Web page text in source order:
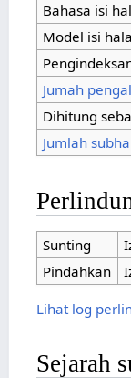
Bahasa isi
Model isi
Jumah
Dihitung
Jumlah
Sunting
Pindahkan
Lihat log
Sejarah